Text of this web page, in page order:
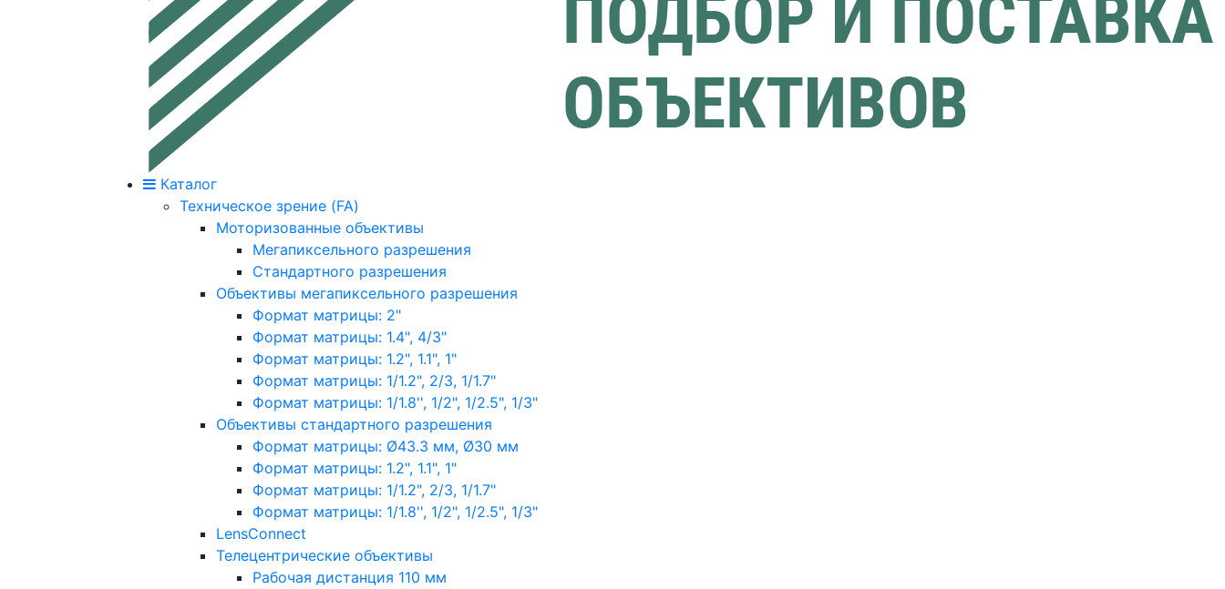
Каталог
Техническое зрение (FA)
Моторизованные объективы
Мегапиксельного разрешения
Стандартного разрешения
Объективы мегапиксельного разрешения
Формат матрицы: 2"
Формат матрицы: 1.4", 4/3"
Формат матрицы: 1.2", 1.1", 1"
Формат матрицы: 1/1.2", 2/3, 1/1.7"
Формат матрицы: 1/1.8'', 1/2", 1/2.5", 1/3"
Объективы стандартного разрешения
Формат матрицы: Ø43.3 мм, Ø30 мм
Формат матрицы: 1.2", 1.1", 1"
Формат матрицы: 1/1.2", 2/3, 1/1.7"
Формат матрицы: 1/1.8'', 1/2", 1/2.5", 1/3"
LensConnect
Телецентрические объективы
Рабочая дистанция 110 мм